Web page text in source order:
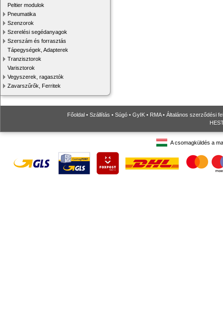
Peltier modulok
Pneumatika
Szenzorok
Szerelési segédanyagok
Szerszám és forrasztás
Tápegységek, Adapterek
Tranzisztorok
Varisztorok
Vegyszerek, ragasztók
Zavarszűrők, Ferritek
Főoldal • Szállítás • Súgó • GyIK • RMA• Általános szerződési
A csomagküldés a